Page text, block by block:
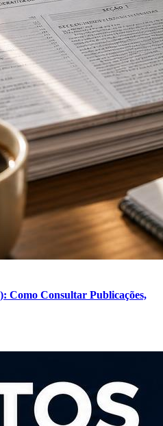
Como Consultar Publicações,